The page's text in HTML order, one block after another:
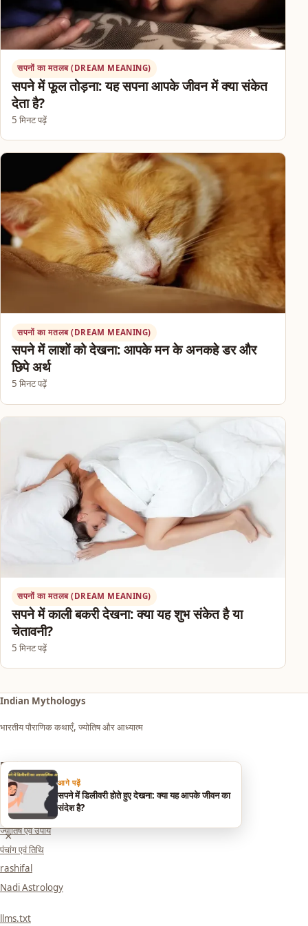
सपनों का मतलब (DREAM MEANING)
सपने में फूल तोड़ना: यह सपना आपके जीवन में क्या संकेत
देता है?
5 मिनट पढ़ें
सपनों का मतलब (DREAM MEANING)
सपने में लाशों को देखना: आपके मन के अनकहे डर और
छिपे अर्थ
5 मिनट पढ़ें
सपनों का मतलब (DREAM MEANING)
सपने में काली बकरी देखना: क्या यह शुभ संकेत है या
चेतावनी?
5 मिनट पढ़ें
आगे पढ़ें
सपने में डिलीवरी होते हुए देखना: क्या यह आपके जीवन का
संदेश है?
×
Indian Mythologys
भारतीय पौराणिक कथाएँ, ज्योतिष और आध्यात्म
Explore
आध्यात्म एवं धर्म
सपनों का मतलब (Dream Meaning)
ज्योतिष एवं उपाय
पंचांग एवं तिथि
rashifal
Nadi Astrology
llms.txt